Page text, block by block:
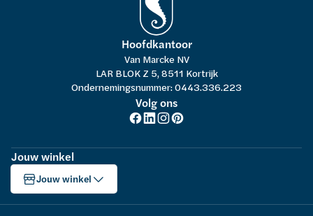
Hoofdkantoor
Van Marcke NV
LAR BLOK Z 5, 8511 Kortrijk
Ondernemingsnummer: 0443.336.223
Volg ons
Jouw winkel
Jouw winkel